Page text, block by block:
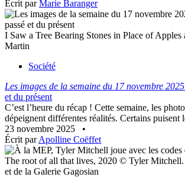
Écrit parMarie Baranger
I Saw a Tree Bearing Stones in Place of
Martin
Société
Les images de la semaine du 17 novembre 2025
et du présent
C’est l’heure du récap ! Cette semaine, les
dépeignent différentes réalités. Certains puisent
23 novembre 2025
•
Écrit parApolline Coëffet
The root of all that lives, 2020 © Tyler Mitchell.
et de la Galerie Gagosian